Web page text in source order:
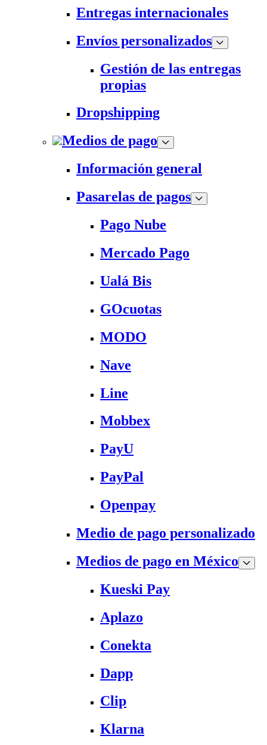
Entregas internacionales
Envíos personalizados
Gestión de las entregas
propias
Dropshipping
Medios de pago
Información general
Pasarelas de pagos
Pago Nube
Mercado Pago
Ualá Bis
GOcuotas
MODO
Nave
Line
Mobbex
PayU
PayPal
Openpay
Medio de pago personalizado
Medios de pago en México
Kueski Pay
Aplazo
Conekta
Dapp
Clip
Klarna